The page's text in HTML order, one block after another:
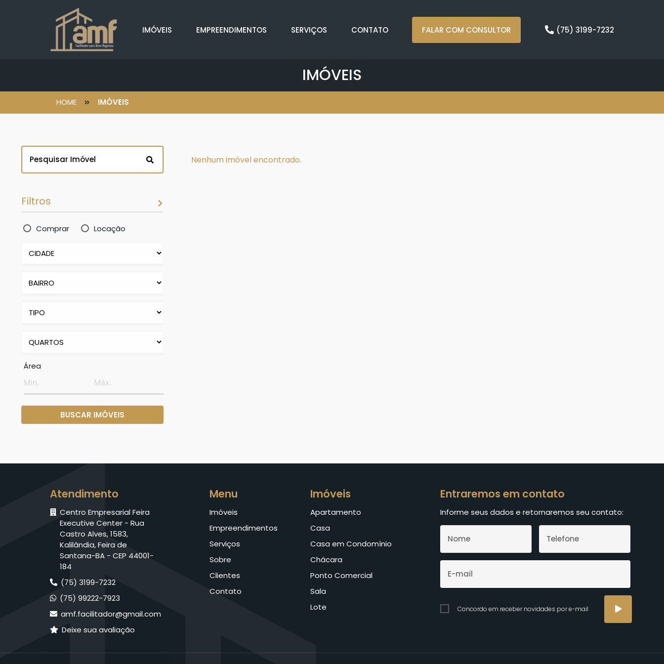
IMÓVEIS EMPREENDIMENTOS SERVIÇOS CONTATO FALAR COM CONSULTOR (75) 3199-7232
IMÓVEIS
HOME IMÓVEIS
Filtros
Comprar Locação
Área
BUSCAR IMÓVEIS
Nenhum imóvel encontrado.
Atendimento
Centro Empresarial Feira
Executive Center - Rua
Castro Alves, 1583,
Kalilândia, Feira de
Santana-BA - CEP 44001-
184
(75) 3199-7232
(75) 99222-7923
amf.facilitador@gmail.com
Deixe sua avaliação
Menu
Imóveis
Empreendimentos
Serviços
Sobre
Clientes
Contato
Imóveis
Apartamento
Casa
Casa em Condomínio
Chácara
Ponto Comercial
Sala
Lote
Entraremos em contato
Informe seus dados e retornaremos seu contato:
Concordo em receber novidades por e-mail